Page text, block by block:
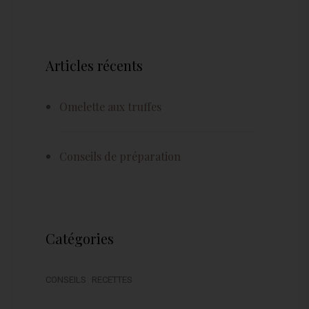
Articles récents
Omelette aux truffes
Conseils de préparation
Catégories
CONSEILS RECETTES